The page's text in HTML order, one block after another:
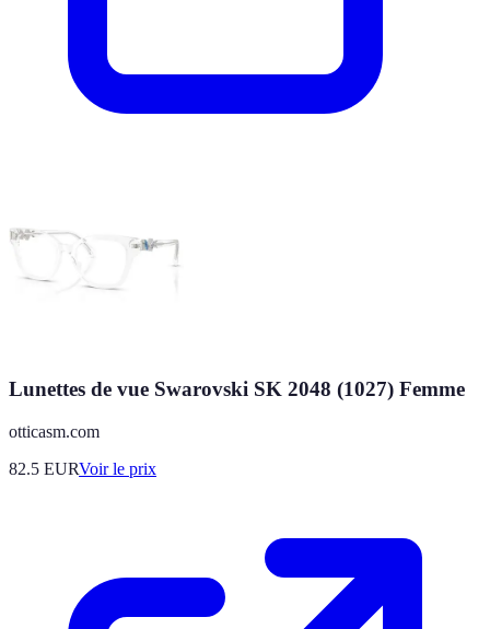
Lunettes de vue Swarovski SK 2048 (1027) Femme
otticasm.com
82.5 EURVoir le prix